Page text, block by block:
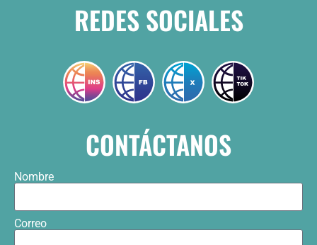
REDES SOCIALES
CONTÁCTANOS
Nombre
Correo